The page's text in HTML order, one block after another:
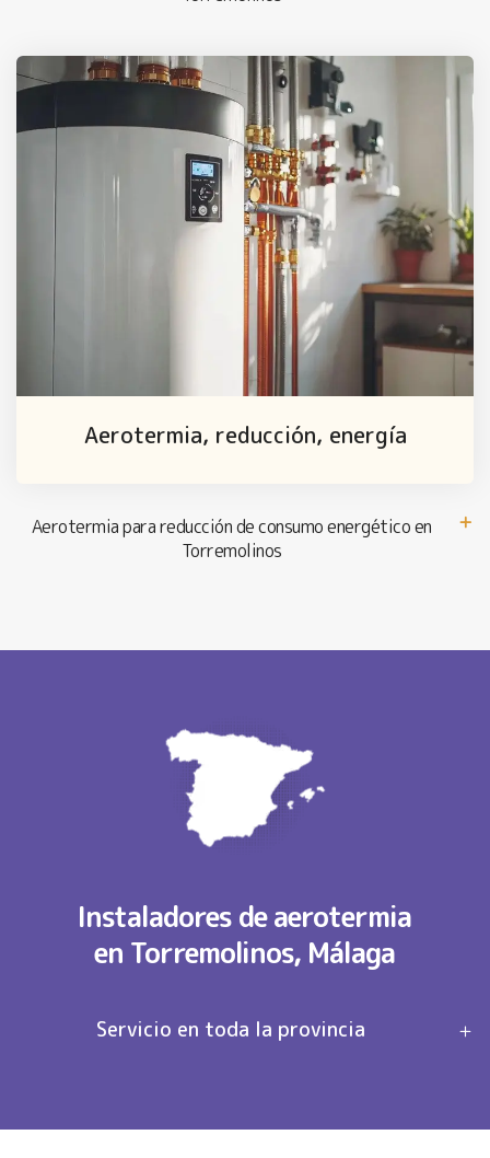
Aerotermia, reducción, energía
Aerotermia para reducción de consumo energético en
Torremolinos
Instaladores de aerotermia
en Torremolinos, Málaga
Servicio en toda la provincia